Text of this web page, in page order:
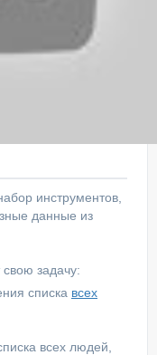
инструментов,
данные из
задачу:
списка всех
всех людей,